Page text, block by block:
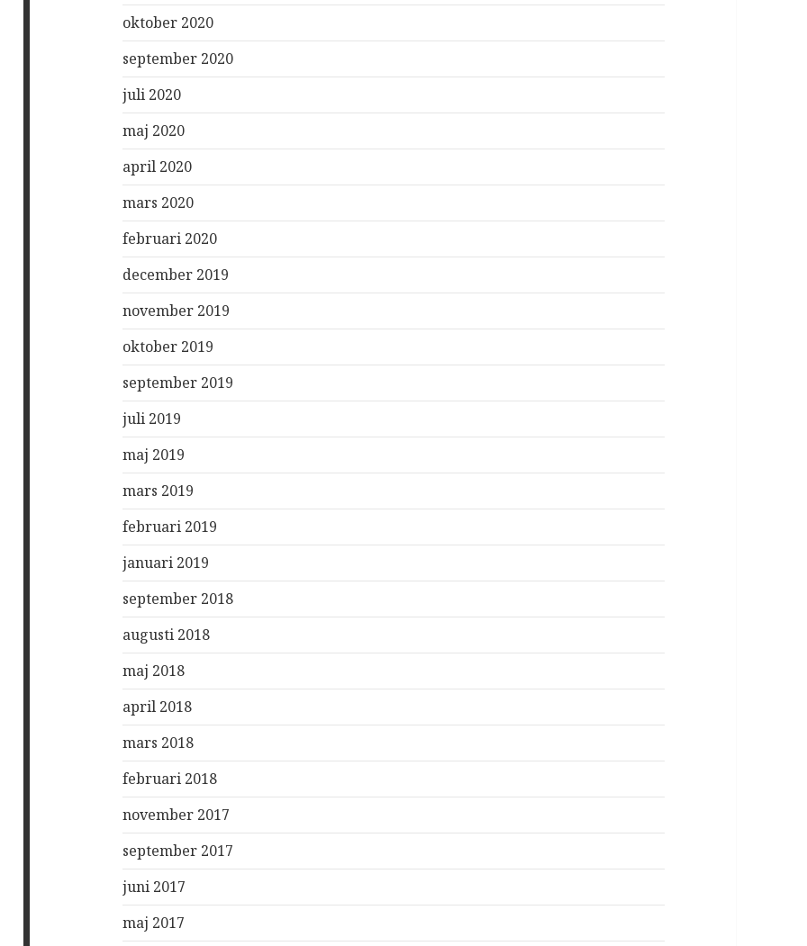
oktober 2020
september 2020
juli 2020
maj 2020
april 2020
mars 2020
februari 2020
december 2019
november 2019
oktober 2019
september 2019
juli 2019
maj 2019
mars 2019
februari 2019
januari 2019
september 2018
augusti 2018
maj 2018
april 2018
mars 2018
februari 2018
november 2017
september 2017
juni 2017
maj 2017